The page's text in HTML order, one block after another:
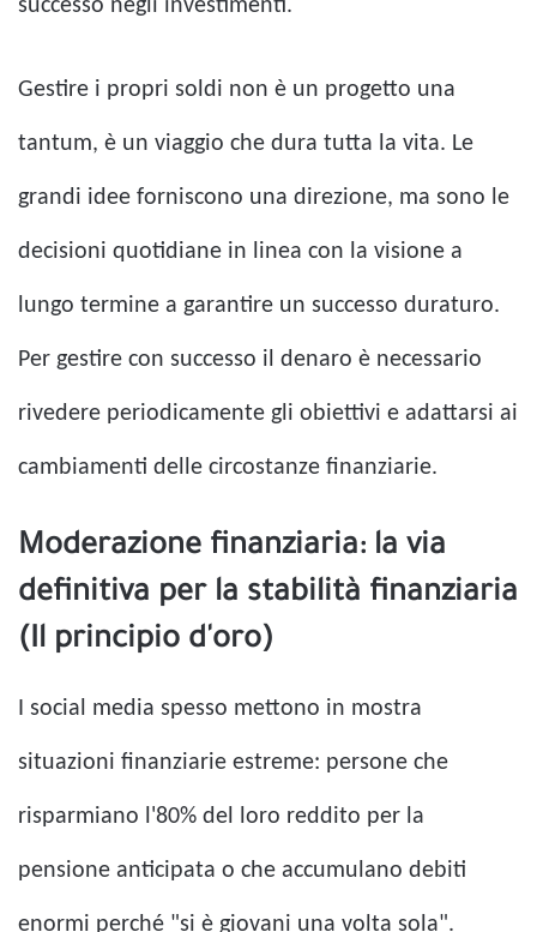
successo negli investimenti.
Gestire i propri soldi non è un progetto una
tantum, è un viaggio che dura tutta la vita. Le
grandi idee forniscono una direzione, ma sono le
decisioni quotidiane in linea con la visione a
lungo termine a garantire un successo duraturo.
Per gestire con successo il denaro è necessario
rivedere periodicamente gli obiettivi e adattarsi ai
cambiamenti delle circostanze finanziarie.
Moderazione finanziaria: la via
definitiva per la stabilità finanziaria
(Il principio d'oro)
I social media spesso mettono in mostra
situazioni finanziarie estreme: persone che
risparmiano l'80% del loro reddito per la
pensione anticipata o che accumulano debiti
enormi perché "si è giovani una volta sola".